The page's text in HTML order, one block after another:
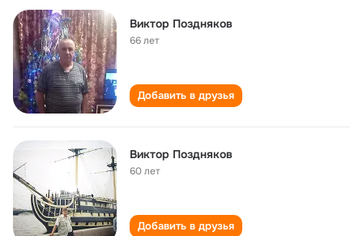
Виктор Поздняков
66 лет
Добавить в друзья
Виктор Поздняков
60 лет
Добавить в друзья